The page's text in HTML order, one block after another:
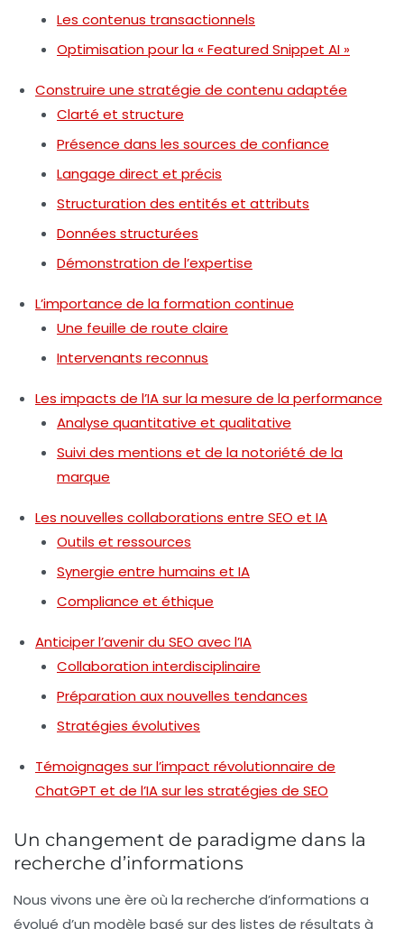
Les contenus transactionnels
Optimisation pour la « Featured Snippet AI »
Construire une stratégie de contenu adaptée
Clarté et structure
Présence dans les sources de confiance
Langage direct et précis
Structuration des entités et attributs
Données structurées
Démonstration de l’expertise
L’importance de la formation continue
Une feuille de route claire
Intervenants reconnus
Les impacts de l’IA sur la mesure de la performance
Analyse quantitative et qualitative
Suivi des mentions et de la notoriété de la
marque
Les nouvelles collaborations entre SEO et IA
Outils et ressources
Synergie entre humains et IA
Compliance et éthique
Anticiper l’avenir du SEO avec l’IA
Collaboration interdisciplinaire
Préparation aux nouvelles tendances
Stratégies évolutives
Témoignages sur l’impact révolutionnaire de
ChatGPT et de l’IA sur les stratégies de SEO
Un changement de paradigme dans la
recherche d’informations
Nous vivons une ère où la recherche d’informations a
évolué d’un modèle basé sur des listes de résultats à